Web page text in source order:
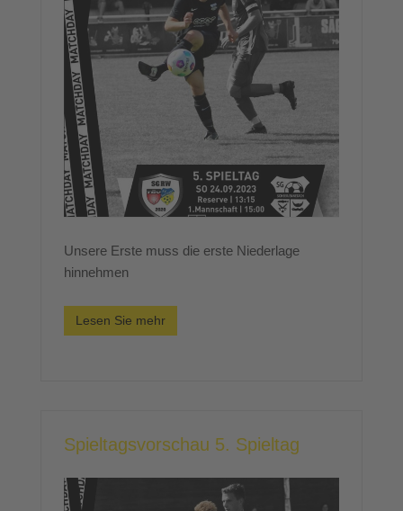
Unsere Erste muss die erste Niederlage
hinnehmen
Lesen Sie mehr
Spieltagsvorschau 5. Spieltag